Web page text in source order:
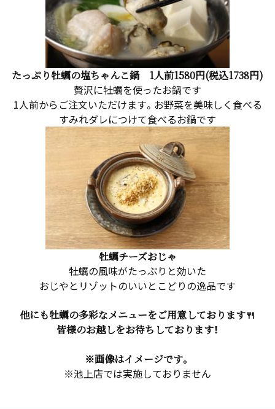
たっぷり牡蠣の塩ちゃんこ鍋 1人前1580円(税込1738円)
贅沢に牡蠣を使ったお鍋です
1人前からご注文いただけます。お野菜を美味しく食べる
すみれダレにつけて食べるお鍋です
牡蠣チーズおじゃ
牡蠣の風味がたっぷりと効いた
おじやとリゾットのいいとこどりの逸品です
他にも牡蠣の多彩なメニューをご用意しております🍴
皆様のお越しをお待ちしております！
※画像はイメージです。
※池上店では実施しておりません